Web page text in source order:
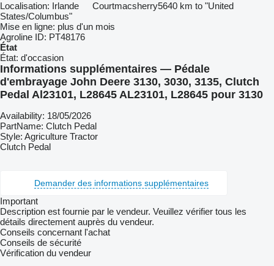
Localisation: Irlande Courtmacsherry5640 km to "United
States/Columbus"
Mise en ligne: plus d'un mois
Agroline ID: PT48176
État
État: d'occasion
Informations supplémentaires — Pédale
d'embrayage John Deere 3130, 3030, 3135, Clutch
Pedal Al23101, L28645 AL23101, L28645 pour 3130
Availability: 18/05/2026
PartName: Clutch Pedal
Style: Agriculture Tractor
Clutch Pedal
Demander des informations supplémentaires
Important
Description est fournie par le vendeur. Veuillez vérifier tous les
détails directement auprès du vendeur.
Conseils concernant l'achat
Conseils de sécurité
Vérification du vendeur